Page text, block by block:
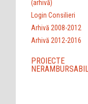
(arhivă)
Login Consilieri
Arhivă 2008-2012
Arhivă 2012-2016
PROIECTE